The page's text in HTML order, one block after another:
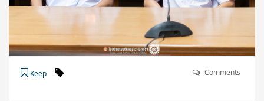
Keep Comments